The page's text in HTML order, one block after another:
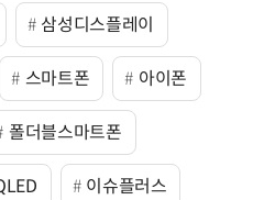
삼성디스플레이
스마트폰 아이폰
폴더블스마트폰
이슈플러스